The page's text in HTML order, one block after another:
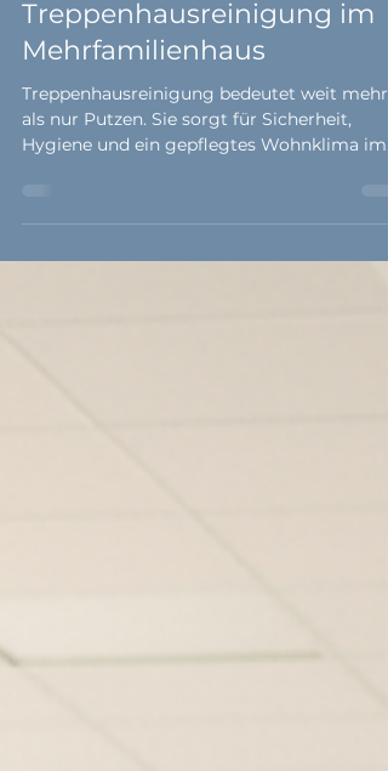
25. Nov. 2025
2 Min. Lesezeit
Treppenhausreinigung im
Mehrfamilienhaus
Treppenhausreinigung bedeutet weit mehr
Mehrfamilienhaus. Erfahre, wie